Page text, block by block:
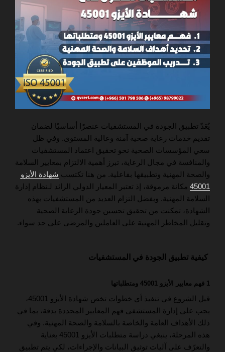
يُعَدّ تطبيق الجودة في المستشفيات عنصرًا أساسيًا لضمان
تقديم خدمات رعاية صحية آمنة وعالية المستوى. وفي ظل
سعي المؤسسات الصحية نحو تحقيق اعتماد المستشفيات
والمنافسة في مجال الرعاية، تبرز أهمية الالتزام بمعايير السلامة
والصحة المهنية وتطبيقها بفاعلية. من هنا تكتسب شهادة الأيزو
45001 مكانة مرموقة، إذ تعتبر المعيار الدولي الرائد لـنظام إدارة
السلامة المهنية. وبفضل التزام العديد من المستشفيات بهذه
الشهادة، تمكنت من تحقيق تحسين جودة الرعاية الصحية
وتقليل المخاطر المهنية على العاملين والمرضى على حد سواء.
كيفية تطبيق الجودة في المستشفيات
1 فهم معايير الأيزو 45001 ومتطلباتها
قبل الشروع في تنفيذ أي خطوات تخص شهادة الأيزو 45001،
يجب على إدارة المستشفى فهم المعايير المحددة بدقة، بما في
ذلك الأهداف العامة والخاصة بالسلامة والصحة المهنية. وفي
هذه المرحلة، ينبغي دراسة متطلبات الأيزو 45001 بعناية
والتعرّف على آليات توثيق البيانات والإجراءات، لكي يتم تطبيق